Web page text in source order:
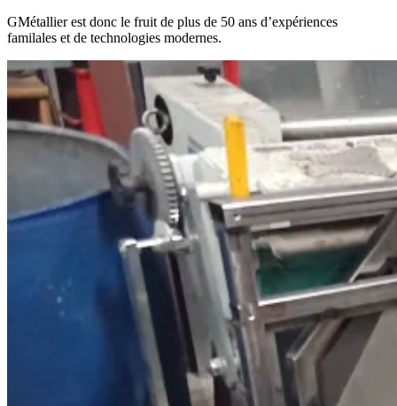
GMétallier est donc le fruit de plus de 50 ans d’expériences
familales et de technologies modernes.